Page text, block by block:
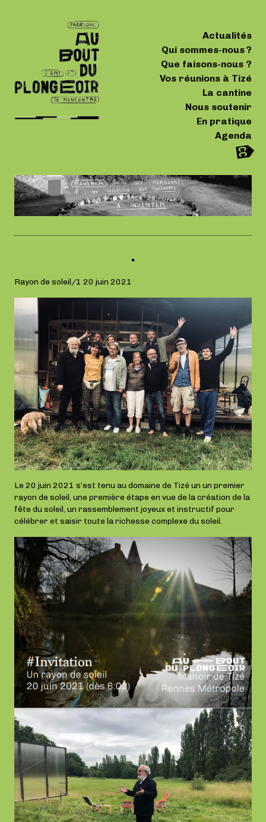
Actualités
Qui sommes-nous ?
Que faisons-nous ?
Vos réunions à Tizé
La cantine
Nous soutenir
En pratique
Agenda
.
Rayon de soleil/1 20 juin 2021
Le 20 juin 2021 s’est tenu au domaine de Tizé un un premier
rayon de soleil, une première étape en vue de la création de la
fête du soleil, un rassemblement joyeux et instructif pour
célébrer et saisir toute la richesse complexe du soleil.